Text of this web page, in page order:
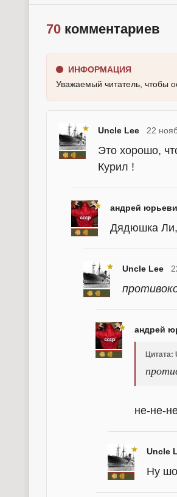
70 комментариев
ИНФОРМАЦИЯ
Уважаемый читатель, чтобы
Uncle Lee 22
Это хорошо,
Курил !
андрей
Дядюшка
Uncle Lee
андрей
Цитата:
не-не-
Uncle
Ну